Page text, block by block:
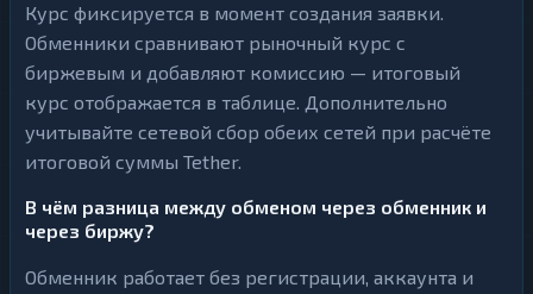
Курс фиксируется в момент создания заявки.
Обменники сравнивают рыночный курс с
биржевым и добавляют комиссию — итоговый
курс отображается в таблице. Дополнительно
учитывайте сетевой сбор обеих сетей при расчёте
итоговой суммы Tether.
В чём разница между обменом через обменник и
через биржу?
Обменник работает без регистрации, аккаунта и